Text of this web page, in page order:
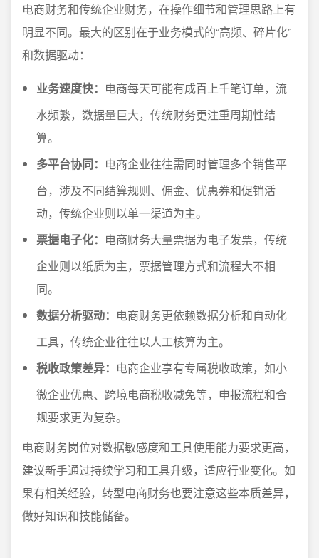
电商财务和传统企业财务，在操作细节和管理思路上有
明显不同。最大的区别在于业务模式的“高频、碎片化”
和数据驱动：
业务速度快： 电商每天可能有成百上千笔订单，流
水频繁，数据量巨大，传统财务更注重周期性结
算。
多平台协同： 电商企业往往需同时管理多个销售平
台，涉及不同结算规则、佣金、优惠券和促销活
动，传统企业则以单一渠道为主。
票据电子化： 电商财务大量票据为电子发票，传统
企业则以纸质为主，票据管理方式和流程大不相
同。
数据分析驱动： 电商财务更依赖数据分析和自动化
工具，传统企业往往以人工核算为主。
税收政策差异： 电商企业享有专属税收政策，如小
微企业优惠、跨境电商税收减免等，申报流程和合
规要求更为复杂。
电商财务岗位对数据敏感度和工具使用能力要求更高，
建议新手通过持续学习和工具升级，适应行业变化。如
果有相关经验，转型电商财务也要注意这些本质差异，
做好知识和技能储备。